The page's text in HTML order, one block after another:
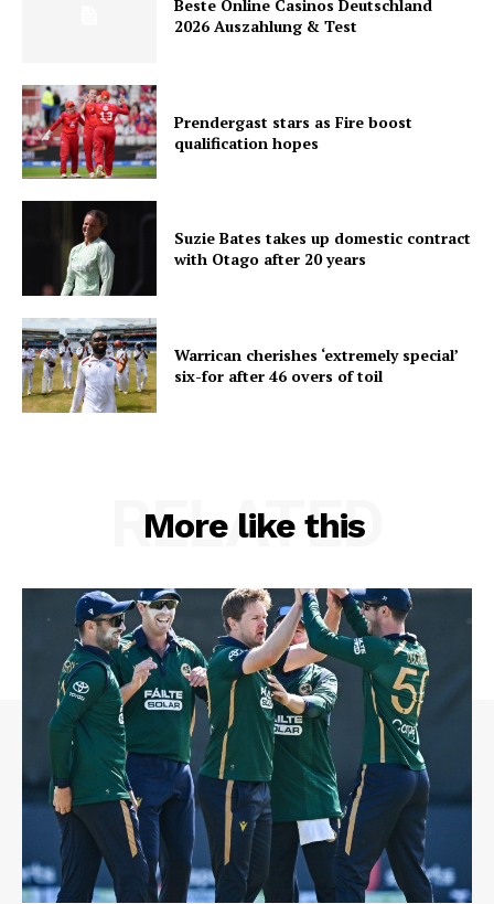
Beste Online Casinos Deutschland
2026 Auszahlung & Test
Prendergast stars as Fire boost
qualification hopes
Suzie Bates takes up domestic contract
with Otago after 20 years
Warrican cherishes ‘extremely special’
six-for after 46 overs of toil
More like this
RELATED